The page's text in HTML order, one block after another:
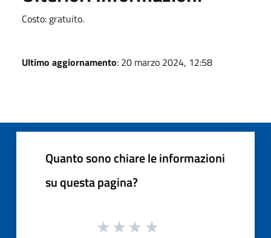
Costo: gratuito.
Ultimo aggiornamento: 20 marzo 2024, 12:58
Quanto sono chiare le informazioni
su questa pagina?